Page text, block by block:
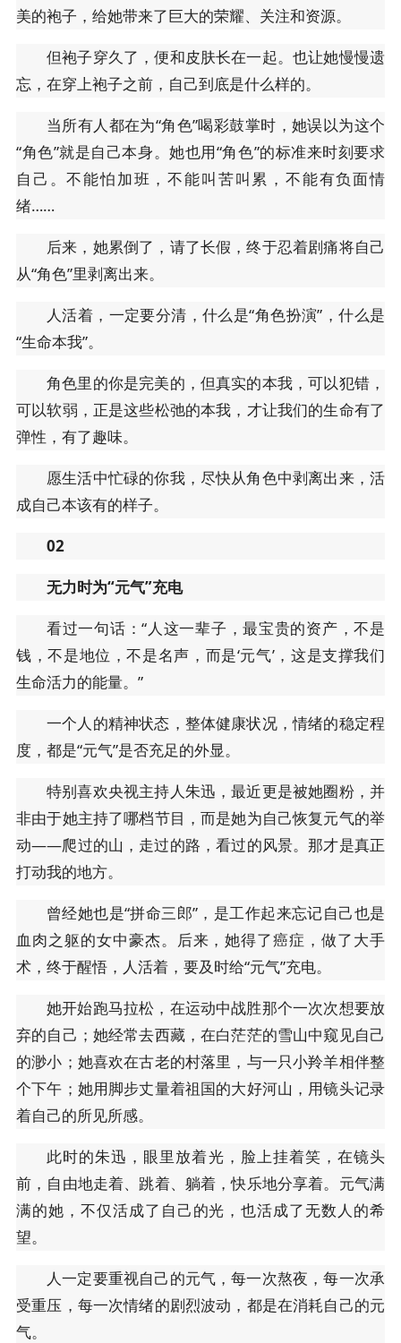
美的袍子，给她带来了巨大的荣耀、关注和资源。
但袍子穿久了，便和皮肤长在一起。也让她慢慢遗
忘，在穿上袍子之前，自己到底是什么样的。
当所有人都在为“角色”喝彩鼓掌时，她误以为这个
“角色”就是自己本身。她也用“角色”的标准来时刻要求
自己。不能怕加班，不能叫苦叫累，不能有负面情
绪……
后来，她累倒了，请了长假，终于忍着剧痛将自己
从“角色”里剥离出来。
人活着，一定要分清，什么是“角色扮演”，什么是
“生命本我”。
角色里的你是完美的，但真实的本我，可以犯错，
可以软弱，正是这些松弛的本我，才让我们的生命有了
弹性，有了趣味。
愿生活中忙碌的你我，尽快从角色中剥离出来，活
成自己本该有的样子。
02
无力时为“元气”充电
看过一句话：“人这一辈子，最宝贵的资产，不是
钱，不是地位，不是名声，而是‘元气’，这是支撑我们
生命活力的能量。”
一个人的精神状态，整体健康状况，情绪的稳定程
度，都是“元气”是否充足的外显。
特别喜欢央视主持人朱迅，最近更是被她圈粉，并
非由于她主持了哪档节目，而是她为自己恢复元气的举
动——爬过的山，走过的路，看过的风景。那才是真正
打动我的地方。
曾经她也是“拼命三郎”，是工作起来忘记自己也是
血肉之躯的女中豪杰。后来，她得了癌症，做了大手
术，终于醒悟，人活着，要及时给“元气”充电。
她开始跑马拉松，在运动中战胜那个一次次想要放
弃的自己；她经常去西藏，在白茫茫的雪山中窥见自己
的渺小；她喜欢在古老的村落里，与一只小羚羊相伴整
个下午；她用脚步丈量着祖国的大好河山，用镜头记录
着自己的所见所感。
此时的朱迅，眼里放着光，脸上挂着笑，在镜头
前，自由地走着、跳着、躺着，快乐地分享着。元气满
满的她，不仅活成了自己的光，也活成了无数人的希
望。
人一定要重视自己的元气，每一次熬夜，每一次承
受重压，每一次情绪的剧烈波动，都是在消耗自己的元
气。